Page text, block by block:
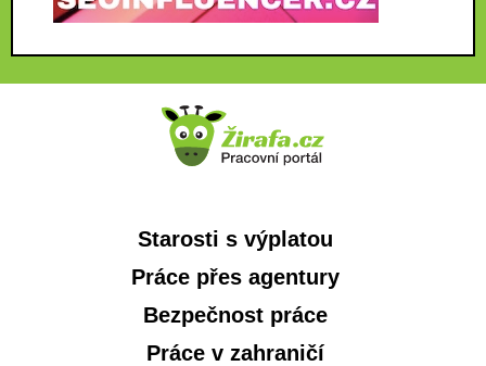
Starosti s výplatou
Práce přes agentury
Bezpečnost práce
Práce v zahraničí